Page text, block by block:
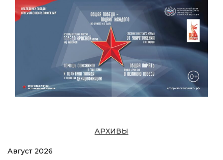
АРХИВЫ
Август 2026